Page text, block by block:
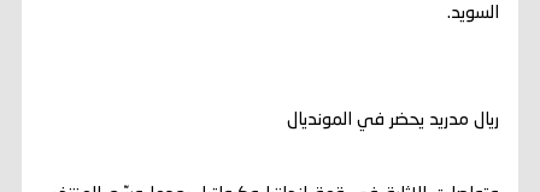
السويد.
ريال مدريد يحضر في المونديال